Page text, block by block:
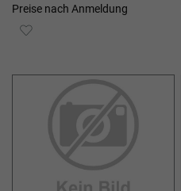
Preise nach Anmeldung
ZUR
HINZUFÜGEN